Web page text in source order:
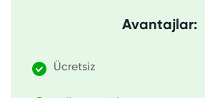
Avantajlar:
Ücretsiz